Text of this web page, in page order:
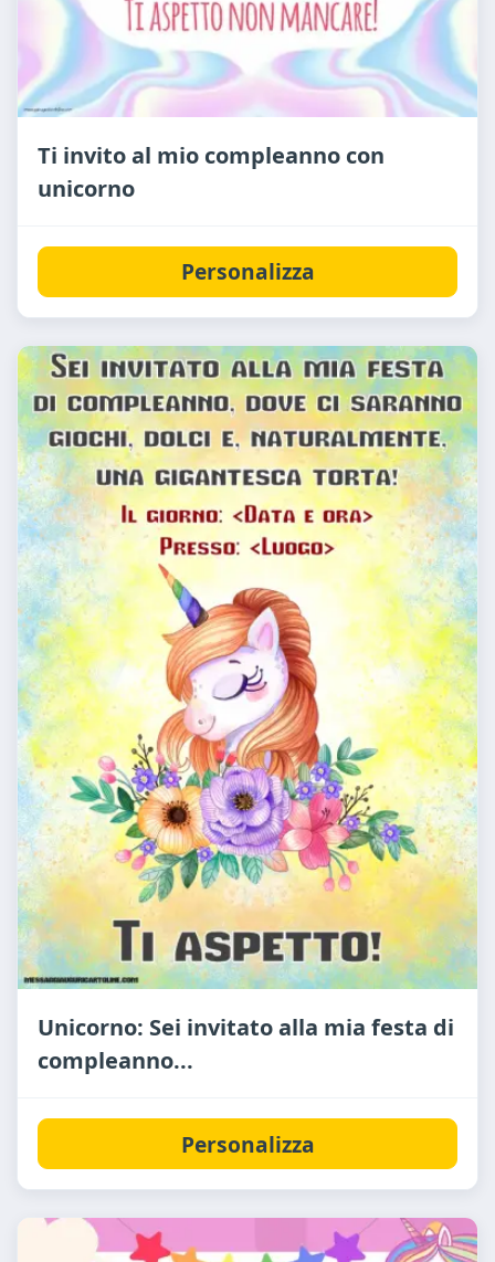
Ti invito al mio compleanno con
unicorno
Personalizza
Unicorno: Sei invitato alla mia festa di
compleanno...
Personalizza